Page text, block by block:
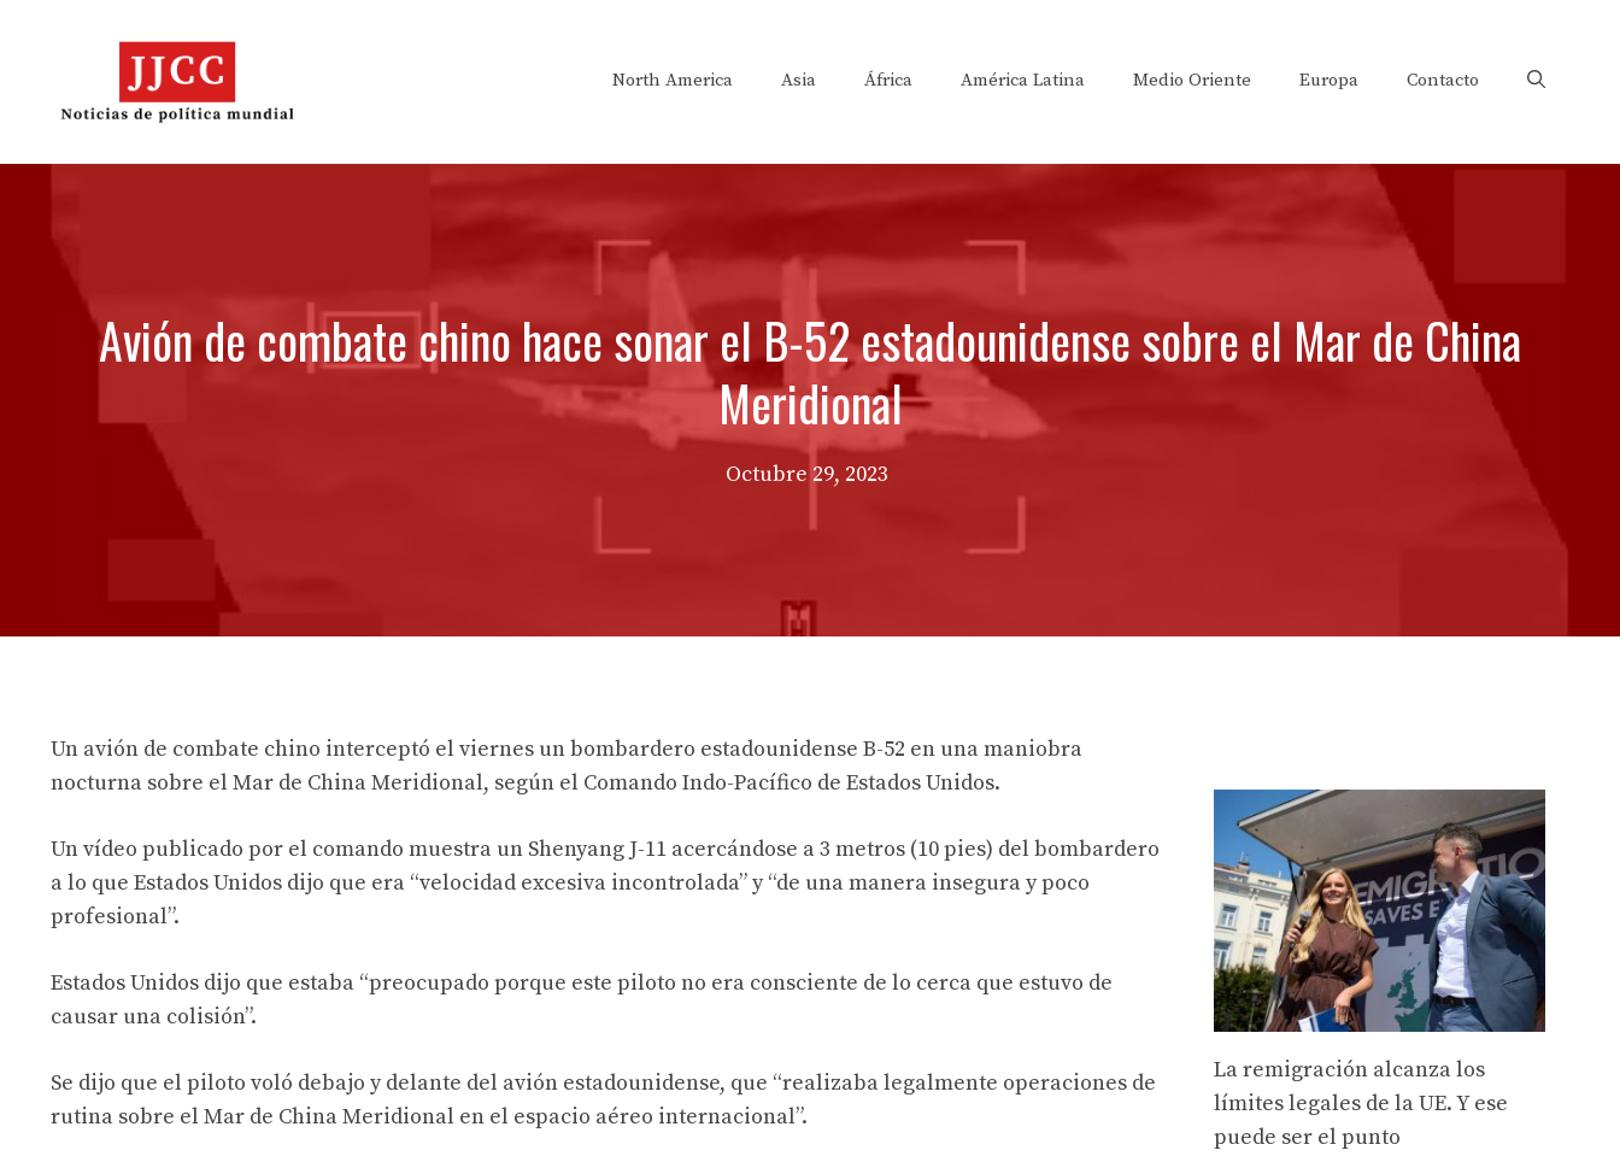
North America Asia África América Latina Medio Oriente Europa Contacto
Avión de combate chino hace sonar el B-52 estadounidense sobre el Mar de China
Meridional
Octubre 29, 2023
Un avión de combate chino interceptó el viernes un bombardero estadounidense B-52 en una maniobra
nocturna sobre el Mar de China Meridional, según el Comando Indo-Pacífico de Estados Unidos.
Un vídeo publicado por el comando muestra un Shenyang J-11 acercándose a 3 metros (10 pies) del bombardero
a lo que Estados Unidos dijo que era “velocidad excesiva incontrolada” y “de una manera insegura y poco
profesional”.
Estados Unidos dijo que estaba “preocupado porque este piloto no era consciente de lo cerca que estuvo de
causar una colisión”.
Se dijo que el piloto voló debajo y delante del avión estadounidense, que “realizaba legalmente operaciones de
rutina sobre el Mar de China Meridional en el espacio aéreo internacional”.
La remigración alcanza los
límites legales de la UE. Y ese
puede ser el punto